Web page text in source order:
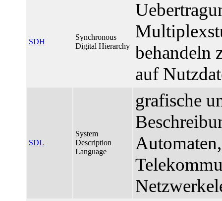
SDH
Synchronous
Digital Hierarchy
behandeln
auf
SDL
System
Description
Language
grafische